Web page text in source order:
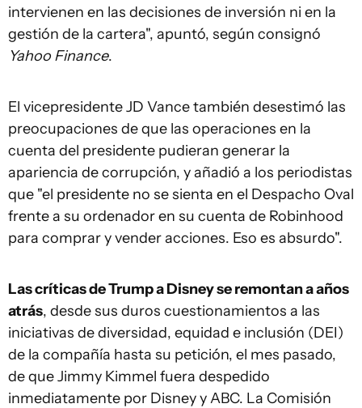
intervienen en las decisiones de inversión ni en la
gestión de la cartera", apuntó, según consignó
Yahoo Finance.
El vicepresidente JD Vance también desestimó las
preocupaciones de que las operaciones en la
cuenta del presidente pudieran generar la
apariencia de corrupción, y añadió a los periodistas
que "el presidente no se sienta en el Despacho Oval
frente a su ordenador en su cuenta de Robinhood
para comprar y vender acciones. Eso es absurdo".
Las críticas de Trump a Disney se remontan a años
atrás, desde sus duros cuestionamientos a las
iniciativas de diversidad, equidad e inclusión (DEI)
de la compañía hasta su petición, el mes pasado,
de que Jimmy Kimmel fuera despedido
inmediatamente por Disney y ABC. La Comisión